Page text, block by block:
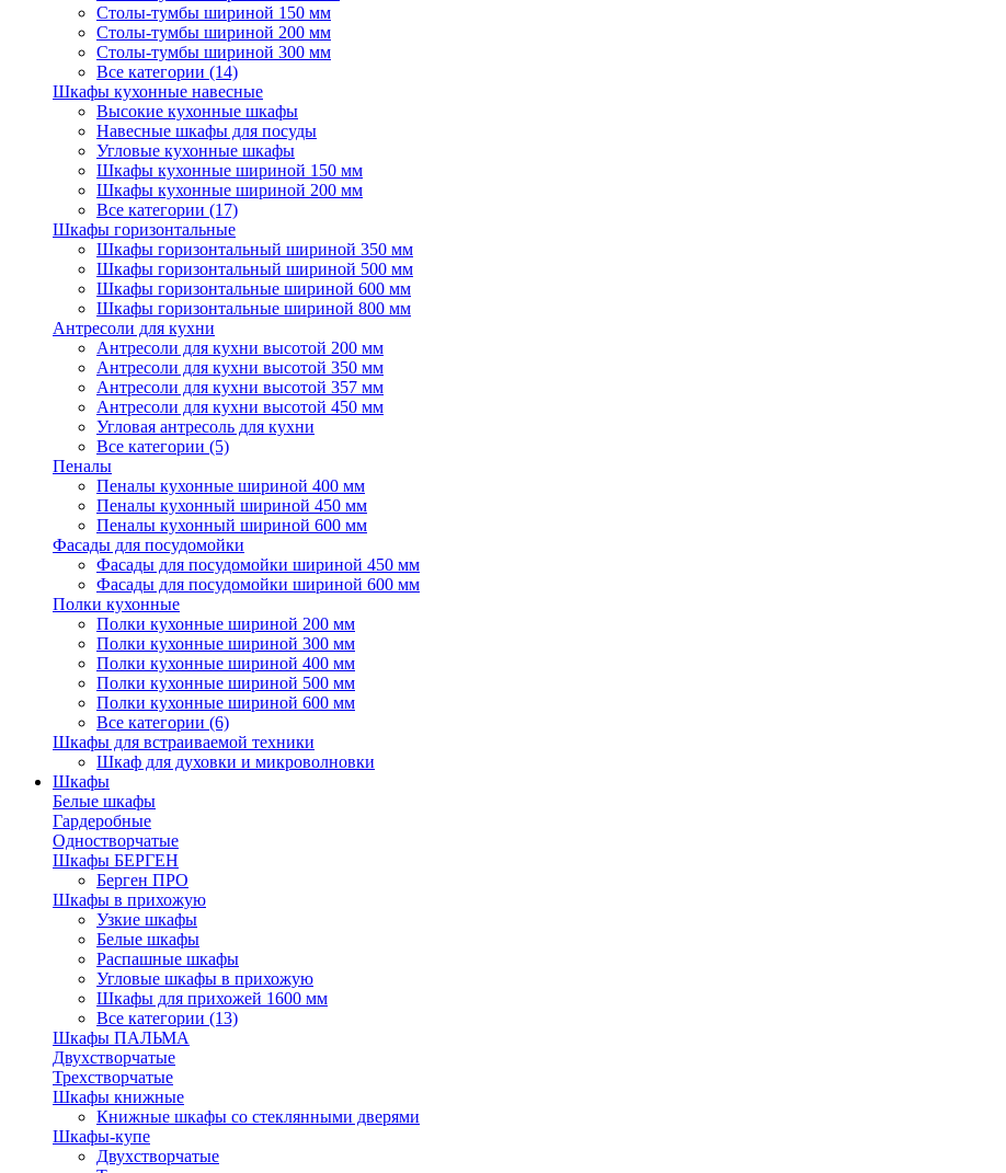
Столы-тумбы шириной 150 мм
Столы-тумбы шириной 200 мм
Столы-тумбы шириной 300 мм
Все категории (14)
Шкафы кухонные навесные
Высокие кухонные шкафы
Навесные шкафы для посуды
Угловые кухонные шкафы
Шкафы кухонные шириной 150 мм
Шкафы кухонные шириной 200 мм
Все категории (17)
Шкафы горизонтальные
Шкафы горизонтальный шириной 350 мм
Шкафы горизонтальный шириной 500 мм
Шкафы горизонтальные шириной 600 мм
Шкафы горизонтальные шириной 800 мм
Антресоли для кухни
Антресоли для кухни высотой 200 мм
Антресоли для кухни высотой 350 мм
Антресоли для кухни высотой 357 мм
Антресоли для кухни высотой 450 мм
Угловая антресоль для кухни
Все категории (5)
Пеналы
Пеналы кухонные шириной 400 мм
Пеналы кухонный шириной 450 мм
Пеналы кухонный шириной 600 мм
Фасады для посудомойки
Фасады для посудомойки шириной 450 мм
Фасады для посудомойки шириной 600 мм
Полки кухонные
Полки кухонные шириной 200 мм
Полки кухонные шириной 300 мм
Полки кухонные шириной 400 мм
Полки кухонные шириной 500 мм
Полки кухонные шириной 600 мм
Все категории (6)
Шкафы для встраиваемой техники
Шкаф для духовки и микроволновки
Шкафы
Белые шкафы
Гардеробные
Одностворчатые
Шкафы БЕРГЕН
Берген ПРО
Шкафы в прихожую
Узкие шкафы
Белые шкафы
Распашные шкафы
Угловые шкафы в прихожую
Шкафы для прихожей 1600 мм
Все категории (13)
Шкафы ПАЛЬМА
Двухстворчатые
Трехстворчатые
Шкафы книжные
Книжные шкафы со стеклянными дверями
Шкафы-купе
Двухстворчатые